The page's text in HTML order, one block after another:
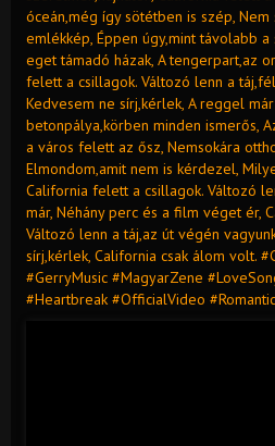
óceán,még így sötétben is szép,
emlékkép, Éppen úgy,mint távolabb
eget támadó házak, A tengerpart,az
felett a csillagok. Változó lenn a
Kedvesem ne sírj,kérlek, A reggel
betonpálya,körben minden ismerős,
a város felett az ősz, Nemsokára
Elmondom,amit nem is kérdezel,
California felett a csillagok. Változó
már, Néhány perc és a film véget ér,
Változó lenn a táj,az út végén
sírj,kérlek, California csak álom volt.
#GerryMusic #MagyarZene
#Heartbreak #OfficialVideo